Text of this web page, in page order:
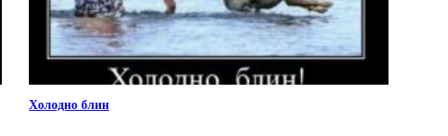
Холодно блин